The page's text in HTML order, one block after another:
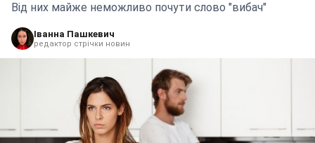
Від них майже неможливо почути слово "вибач"
Іванна Пашкевич
редактор стрічки новин